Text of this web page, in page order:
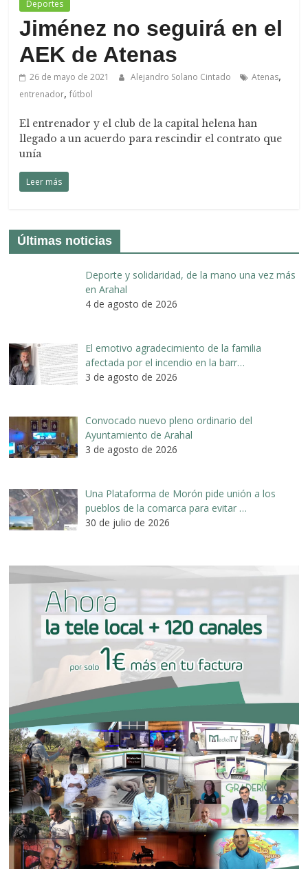
Arahal
Deportes
Jiménez no seguirá en el
AEK de Atenas
26 de mayo de 2021 Alejandro Solano Cintado Atenas,
entrenador,fútbol
El entrenador y el club de la capital helena han
llegado a un acuerdo para rescindir el contrato que
unía
Leer más
Últimas noticias
Deporte y solidaridad, de la mano una vez más
en Arahal
4 de agosto de 2026
El emotivo agradecimiento de la familia
afectada por el incendio en la barr…
3 de agosto de 2026
Convocado nuevo pleno ordinario del
Ayuntamiento de Arahal
3 de agosto de 2026
Una Plataforma de Morón pide unión a los
pueblos de la comarca para evitar …
30 de julio de 2026